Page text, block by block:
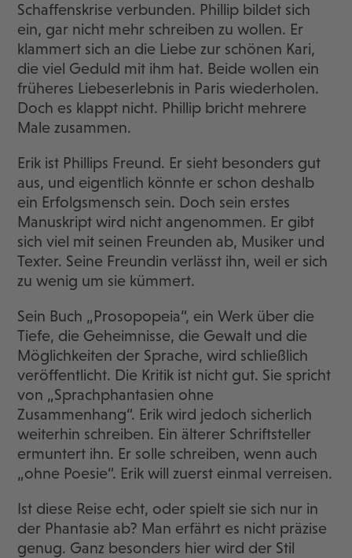
Schaffenskrise verbunden. Phillip bildet sich
ein, gar nicht mehr schreiben zu wollen. Er
klammert sich an die Liebe zur schönen Kari,
die viel Geduld mit ihm hat. Beide wollen ein
früheres Liebeserlebnis in Paris wiederholen.
Doch es klappt nicht. Phillip bricht mehrere
Male zusammen.
Erik ist Phillips Freund. Er sieht besonders gut
aus, und eigentlich könnte er schon deshalb
ein Erfolgsmensch sein. Doch sein erstes
Manuskript wird nicht angenommen. Er gibt
sich viel mit seinen Freunden ab, Musiker und
Texter. Seine Freundin verlässt ihn, weil er sich
zu wenig um sie kümmert.
Sein Buch „Prosopopeia“, ein Werk über die
Tiefe, die Geheimnisse, die Gewalt und die
Möglichkeiten der Sprache, wird schließlich
veröffentlicht. Die Kritik ist nicht gut. Sie spricht
von „Sprachphantasien ohne
Zusammenhang“. Erik wird jedoch sicherlich
weiterhin schreiben. Ein älterer Schriftsteller
ermuntert ihn. Er solle schreiben, wenn auch
„ohne Poesie“. Erik will zuerst einmal verreisen.
Ist diese Reise echt, oder spielt sie sich nur in
der Phantasie ab? Man erfährt es nicht präzise
genug. Ganz besonders hier wird der Stil